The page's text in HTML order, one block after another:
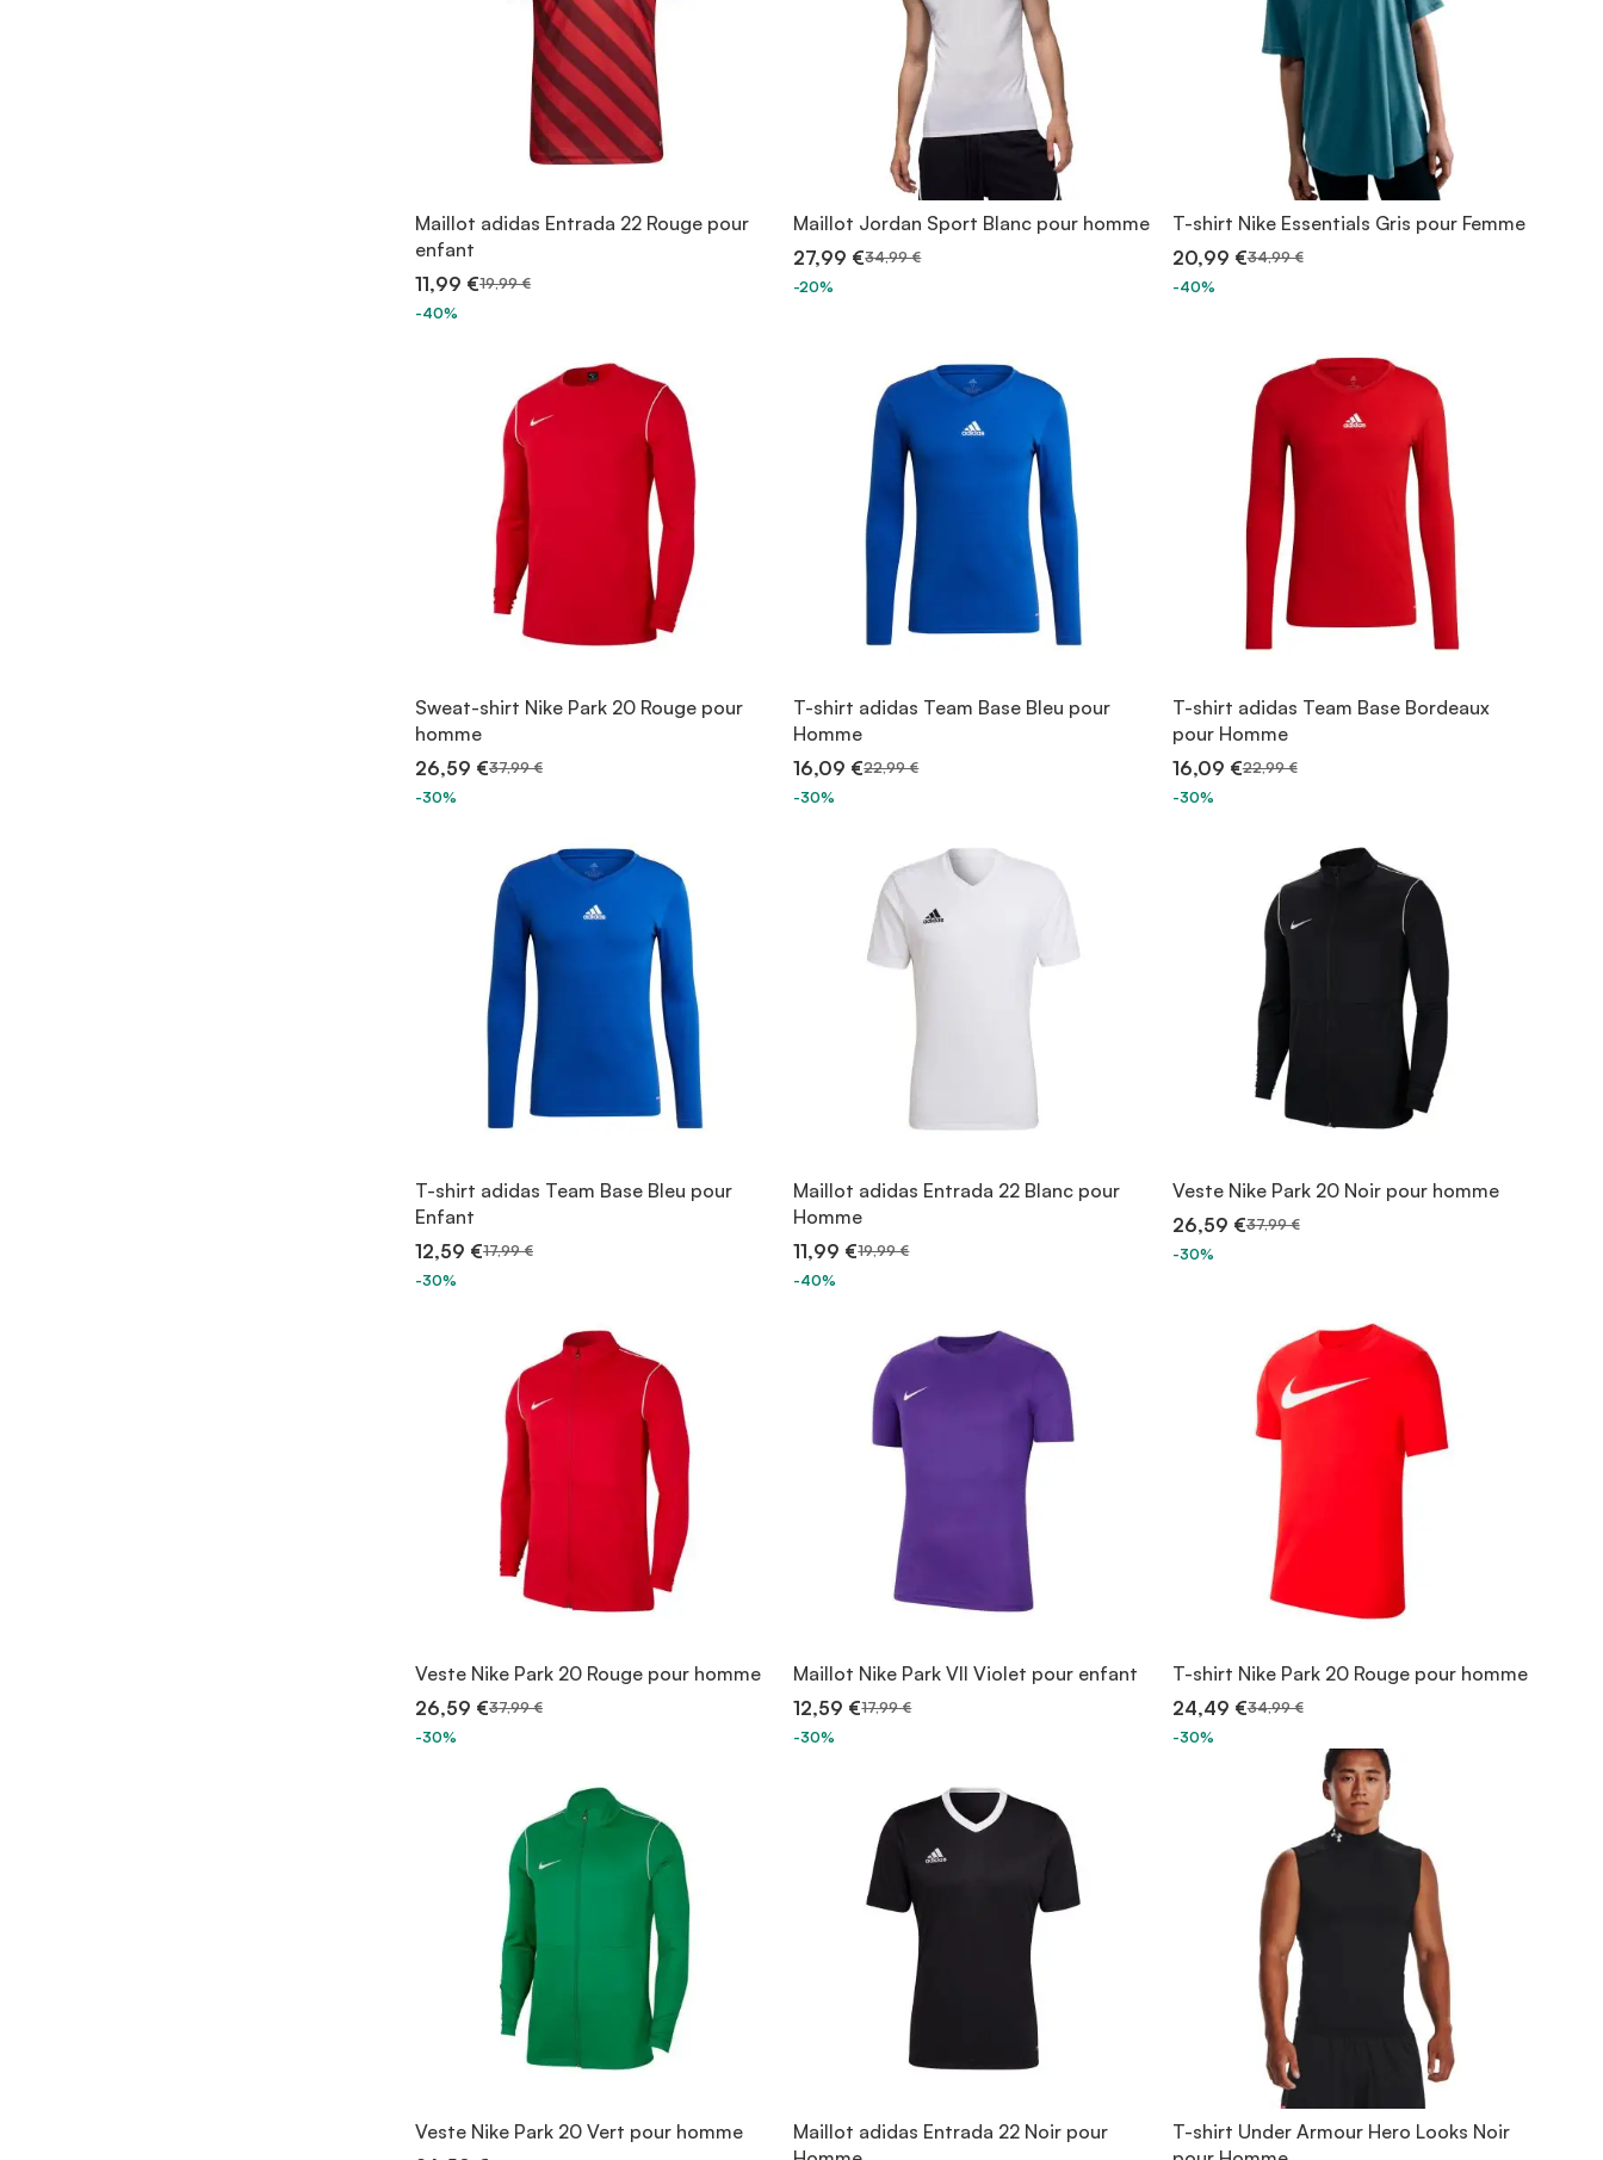
Maillot adidas Entrada 22 Rouge pour
enfant
11,99 €19,99 €
-40%
Maillot Jordan Sport Blanc pour homme
27,99 €34,99 €
-20%
T-shirt Nike Essentials Gris pour Femme
20,99 €34,99 €
-40%
Sweat-shirt Nike Park 20 Rouge pour
homme
26,59 €37,99 €
-30%
T-shirt adidas Team Base Bleu pour
Homme
16,09 €22,99 €
-30%
T-shirt adidas Team Base Bordeaux
pour Homme
16,09 €22,99 €
-30%
T-shirt adidas Team Base Bleu pour
Enfant
12,59 €17,99 €
-30%
Maillot adidas Entrada 22 Blanc pour
Homme
11,99 €19,99 €
-40%
Veste Nike Park 20 Noir pour homme
26,59 €37,99 €
-30%
Veste Nike Park 20 Rouge pour homme
26,59 €37,99 €
-30%
Maillot Nike Park VII Violet pour enfant
12,59 €17,99 €
-30%
T-shirt Nike Park 20 Rouge pour homme
24,49 €34,99 €
-30%
Veste Nike Park 20 Vert pour homme
Maillot adidas Entrada 22 Noir pour
T-shirt Under Armour Hero Looks Noir